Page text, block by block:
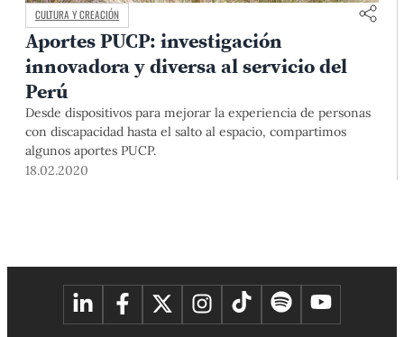
CULTURA Y CREACIÓN
Aportes PUCP: investigación
innovadora y diversa al servicio del
Perú
Desde dispositivos para mejorar la experiencia de personas
con discapacidad hasta el salto al espacio, compartimos
algunos aportes PUCP.
18.02.2020